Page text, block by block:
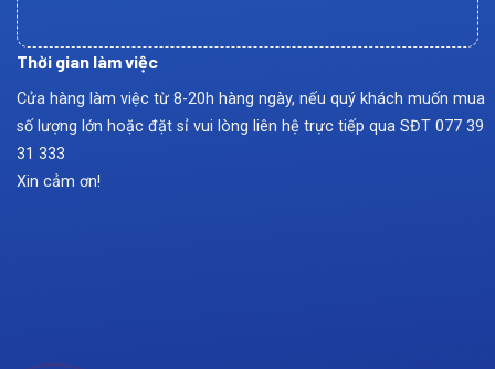
Thời gian làm việc
Cửa hàng làm việc từ 8-20h hàng ngày, nếu quý khách muốn mua
số lượng lớn hoặc đặt sỉ vui lòng liên hệ trực tiếp qua SĐT 077 39
31 333
Xin cảm ơn!